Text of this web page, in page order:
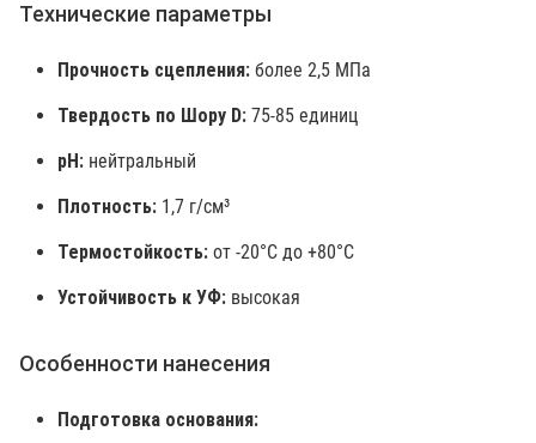
Технические параметры
Прочность сцепления: более 2,5 МПа
Твердость по Шору D: 75-85 единиц
pH: нейтральный
Плотность: 1,7 г/см³
Термостойкость: от -20°C до +80°C
Устойчивость к УФ: высокая
Особенности нанесения
Подготовка основания: